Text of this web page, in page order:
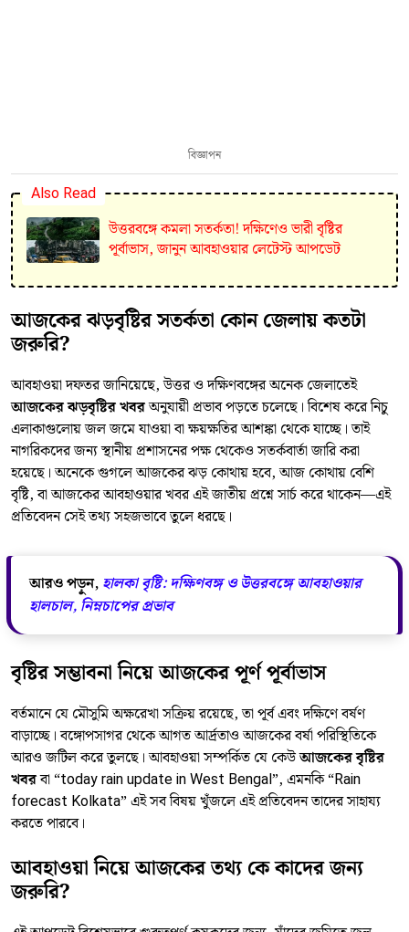
বিজ্ঞাপন
Also Read
উত্তরবঙ্গে কমলা সতর্কতা! দক্ষিণেও ভারী বৃষ্টির
পূর্বাভাস, জানুন আবহাওয়ার লেটেস্ট আপডেট
আজকের ঝড়বৃষ্টির সতর্কতা কোন জেলায় কতটা
জরুরি?
আবহাওয়া দফতর জানিয়েছে, উত্তর ও দক্ষিণবঙ্গের অনেক জেলাতেই
আজকের ঝড়বৃষ্টির খবরঅনুযায়ী প্রভাব পড়তে চলেছে। বিশেষ করে নিচু
এলাকাগুলোয় জল জমে যাওয়া বা ক্ষয়ক্ষতির আশঙ্কা থেকে যাচ্ছে। তাই
নাগরিকদের জন্য স্থানীয় প্রশাসনের পক্ষ থেকেও সতর্কবার্তা জারি করা
হয়েছে। অনেকে গুগলে আজকের ঝড় কোথায় হবে, আজ কোথায় বেশি
বৃষ্টি, বা আজকের আবহাওয়ার খবর এই জাতীয় প্রশ্নে সার্চ করে থাকেন—এই
প্রতিবেদন সেই তথ্য সহজভাবে তুলে ধরছে।
আরও পড়ুন, হালকা বৃষ্টি: দক্ষিণবঙ্গ ও উত্তরবঙ্গে আবহাওয়ার
হালচাল, নিম্নচাপের প্রভাব
বৃষ্টির সম্ভাবনা নিয়ে আজকের পূর্ণ পূর্বাভাস
বর্তমানে যে মৌসুমি অক্ষরেখা সক্রিয় রয়েছে, তা পূর্ব এবং দক্ষিণে বর্ষণ
বাড়াচ্ছে। বঙ্গোপসাগর থেকে আগত আর্দ্রতাও আজকের বর্ষা পরিস্থিতিকে
আরও জটিল করে তুলছে। আবহাওয়া সম্পর্কিত যে কেউআজকের বৃষ্টির
খবরবা “today rain update in West Bengal”, এমনকি “Rain
forecast Kolkata” এই সব বিষয় খুঁজলে এই প্রতিবেদন তাদের সাহায্য
করতে পারবে।
আবহাওয়া নিয়ে আজকের তথ্য কে কাদের জন্য
জরুরি?